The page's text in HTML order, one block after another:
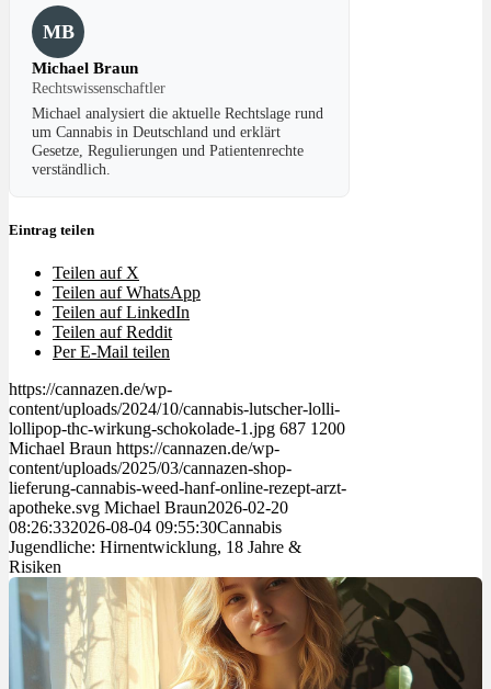
MB
Michael Braun
Rechtswissenschaftler
Michael analysiert die aktuelle Rechtslage rund
um Cannabis in Deutschland und erklärt
Gesetze, Regulierungen und Patientenrechte
verständlich.
Eintrag teilen
Teilen auf X
Teilen auf WhatsApp
Teilen auf LinkedIn
Teilen auf Reddit
Per E-Mail teilen
https://cannazen.de/wp-
content/uploads/2024/10/cannabis-lutscher-lolli-
lollipop-thc-wirkung-schokolade-1.jpg 687 1200
Michael Braun https://cannazen.de/wp-
content/uploads/2025/03/cannazen-shop-
lieferung-cannabis-weed-hanf-online-rezept-arzt-
apotheke.svg Michael Braun2026-02-20
08:26:332026-08-04 09:55:30Cannabis
Jugendliche: Hirnentwicklung, 18 Jahre &
Risiken